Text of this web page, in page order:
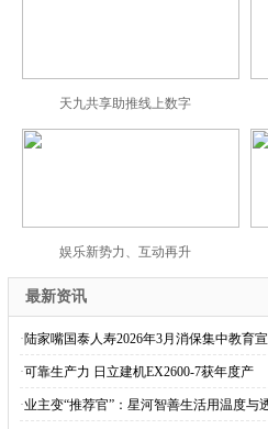
天九共享助推线上数字
娱乐新势力、互动再升
最新资讯
·陆家嘴国泰人寿2026年3月消保集中教育
·可靠生产力 日立建机EX2600-7获年度产
·业主变“推荐官”：星河智善生活用温度与